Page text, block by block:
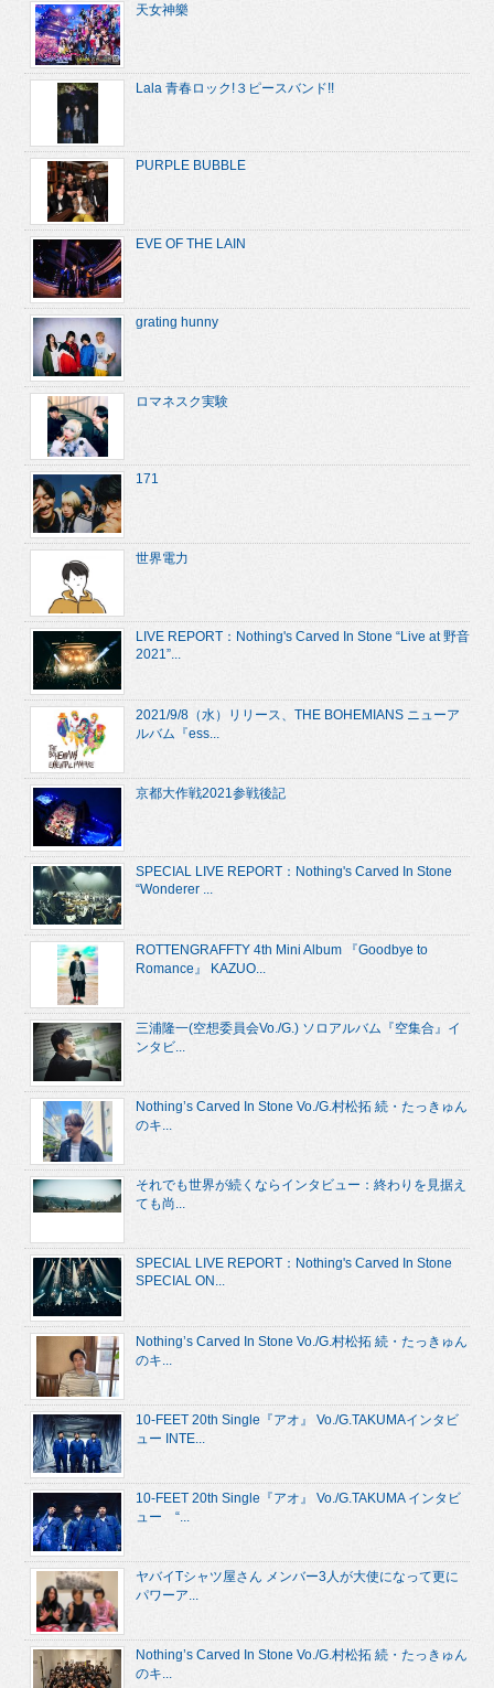
天女神樂
Lala 青春ロック!３ピースバンド!!
PURPLE BUBBLE
EVE OF THE LAIN
grating hunny
ロマネスク実験
171
世界電力
LIVE REPORT：Nothing's Carved In Stone “Live at 野音
2021”...
2021/9/8（水）リリース、THE BOHEMIANS ニューア
ルバム『ess...
京都大作戦2021参戦後記
SPECIAL LIVE REPORT：Nothing's Carved In Stone
“Wonderer ...
ROTTENGRAFFTY 4th Mini Album 『Goodbye to
Romance』 KAZUO...
三浦隆一(空想委員会Vo./G.) ソロアルバム『空集合』イ
ンタビ...
Nothing’s Carved In Stone Vo./G.村松拓 続・たっきゅん
のキ...
それでも世界が続くならインタビュー：終わりを見据え
ても尚...
SPECIAL LIVE REPORT：Nothing's Carved In Stone
SPECIAL ON...
Nothing’s Carved In Stone Vo./G.村松拓 続・たっきゅん
のキ...
10-FEET 20th Single『アオ』 Vo./G.TAKUMAインタビ
ュー INTE...
10-FEET 20th Single『アオ』 Vo./G.TAKUMA インタビ
ュー “...
ヤバイTシャツ屋さん メンバー3人が大使になって更に
パワーア...
Nothing’s Carved In Stone Vo./G.村松拓 続・たっきゅん
のキ...